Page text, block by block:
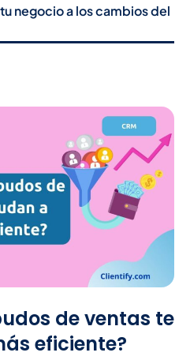
negocio a los cambios del
de ventas te
eficiente?